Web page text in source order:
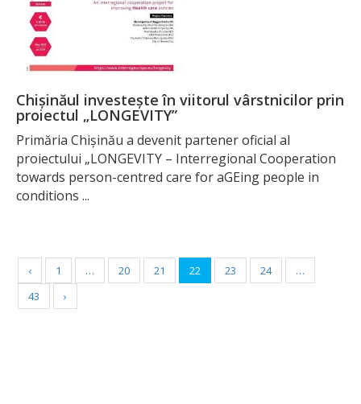
Chișinăul investește în viitorul vârstnicilor prin
proiectul „LONGEVITY”
Primăria Chișinău a devenit partener oficial al
proiectului „LONGEVITY – Interregional Cooperation
towards person-centred care for aGEing people in
conditions ...
‹ 1 … 20 21 22 23 24
…
43
›